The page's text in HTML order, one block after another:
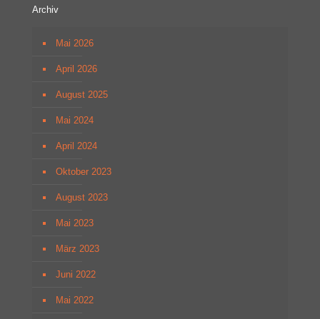
Archiv
Mai 2026
April 2026
August 2025
Mai 2024
April 2024
Oktober 2023
August 2023
Mai 2023
März 2023
Juni 2022
Mai 2022